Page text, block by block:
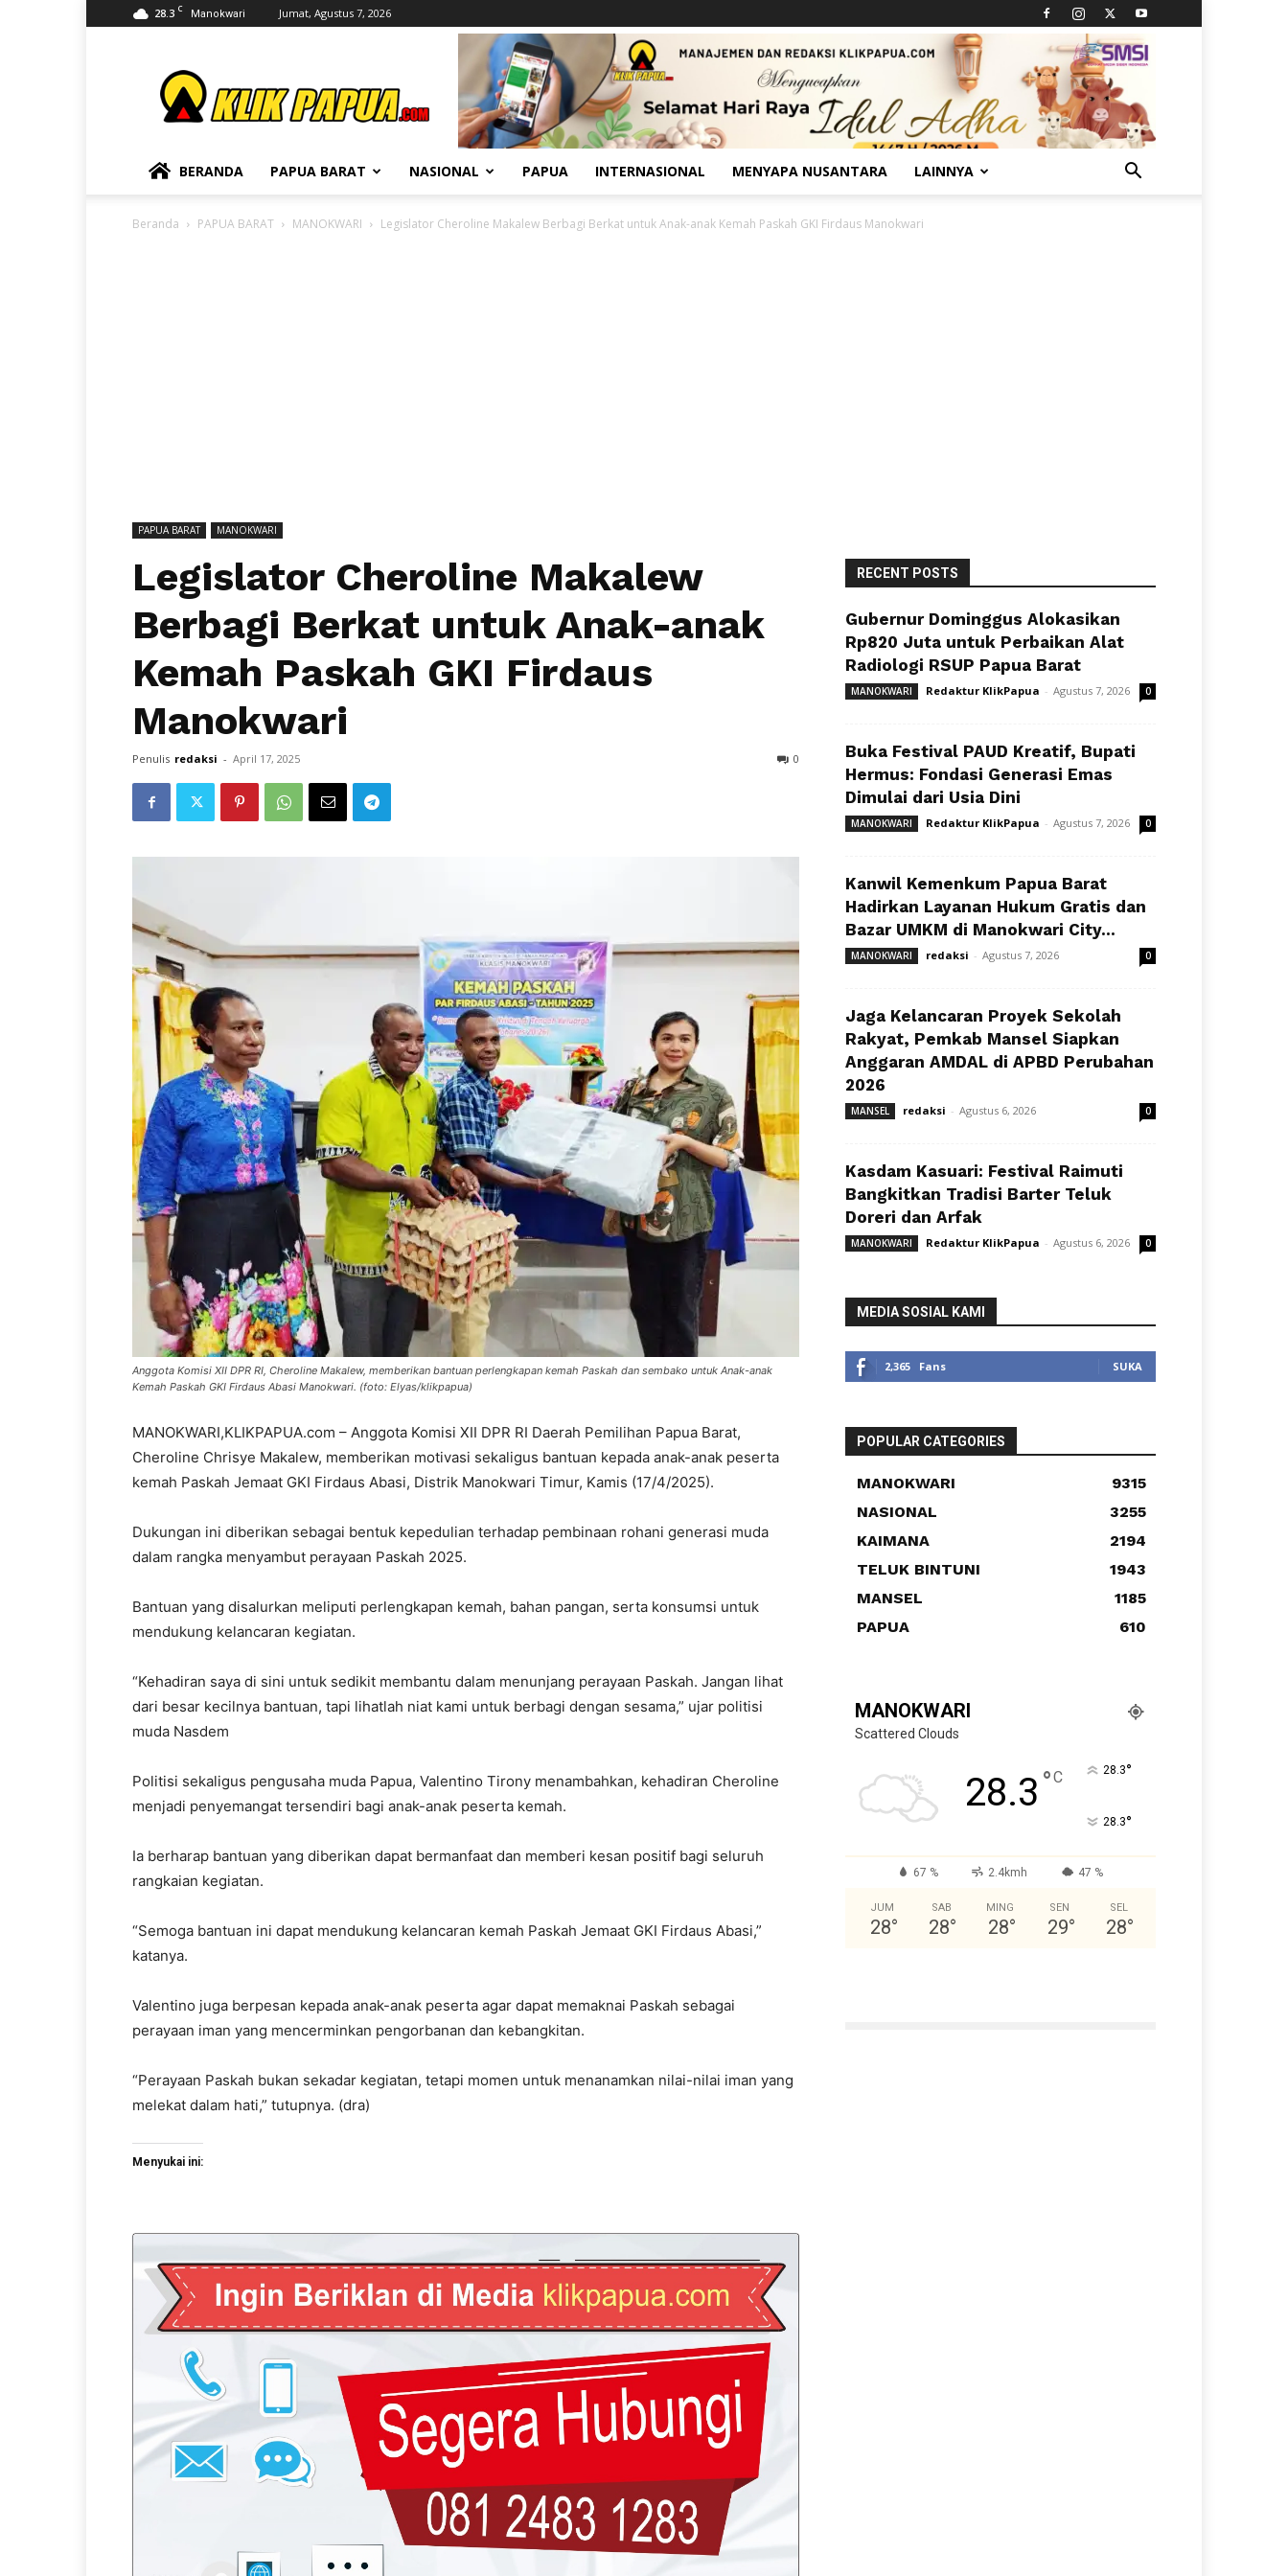
28.3 C Manokwari Jumat, Agustus 7, 2026
BERANDA PAPUA BARAT NASIONAL PAPUA INTERNASIONAL MENYAPA NUSANTARA LAINNYA
Beranda PAPUA BARAT MANOKWARI Legislator Cheroline Makalew Berbagi Berkat untuk Anak-anak Kemah Paskah GKI Firdaus Manokwari
PAPUA BARAT MANOKWARI
Legislator Cheroline Makalew
Berbagi Berkat untuk Anak-anak
Kemah Paskah GKI Firdaus
Manokwari
Penulis redaksi - April 17, 2025 0
Anggota Komisi XII DPR RI, Cheroline Makalew, memberikan bantuan perlengkapan kemah Paskah dan sembako untuk Anak-anak
Kemah Paskah GKI Firdaus Abasi Manokwari. (foto: Elyas/klikpapua)
MANOKWARI,KLIKPAPUA.com – Anggota Komisi XII DPR RI Daerah Pemilihan Papua Barat,
Cheroline Chrisye Makalew, memberikan motivasi sekaligus bantuan kepada anak-anak peserta
kemah Paskah Jemaat GKI Firdaus Abasi, Distrik Manokwari Timur, Kamis (17/4/2025).
Dukungan ini diberikan sebagai bentuk kepedulian terhadap pembinaan rohani generasi muda
dalam rangka menyambut perayaan Paskah 2025.
Bantuan yang disalurkan meliputi perlengkapan kemah, bahan pangan, serta konsumsi untuk
mendukung kelancaran kegiatan.
“Kehadiran saya di sini untuk sedikit membantu dalam menunjang perayaan Paskah. Jangan lihat
dari besar kecilnya bantuan, tapi lihatlah niat kami untuk berbagi dengan sesama,” ujar politisi
muda Nasdem
Politisi sekaligus pengusaha muda Papua, Valentino Tirony menambahkan, kehadiran Cheroline
menjadi penyemangat tersendiri bagi anak-anak peserta kemah.
Ia berharap bantuan yang diberikan dapat bermanfaat dan memberi kesan positif bagi seluruh
rangkaian kegiatan.
“Semoga bantuan ini dapat mendukung kelancaran kemah Paskah Jemaat GKI Firdaus Abasi,”
katanya.
Valentino juga berpesan kepada anak-anak peserta agar dapat memaknai Paskah sebagai
perayaan iman yang mencerminkan pengorbanan dan kebangkitan.
“Perayaan Paskah bukan sekadar kegiatan, tetapi momen untuk menanamkan nilai-nilai iman yang
melekat dalam hati,” tutupnya. (dra)
Menyukai ini:
RECENT POSTS
Gubernur Dominggus Alokasikan
Rp820 Juta untuk Perbaikan Alat
Radiologi RSUP Papua Barat
MANOKWARI Redaktur KlikPapua - Agustus 7, 2026 0
Buka Festival PAUD Kreatif, Bupati
Hermus: Fondasi Generasi Emas
Dimulai dari Usia Dini
MANOKWARI Redaktur KlikPapua - Agustus 7, 2026 0
Kanwil Kemenkum Papua Barat
Hadirkan Layanan Hukum Gratis dan
Bazar UMKM di Manokwari City...
MANOKWARI redaksi - Agustus 7, 2026 0
Jaga Kelancaran Proyek Sekolah
Rakyat, Pemkab Mansel Siapkan
Anggaran AMDAL di APBD Perubahan
2026
MANSEL redaksi - Agustus 6, 2026 0
Kasdam Kasuari: Festival Raimuti
Bangkitkan Tradisi Barter Teluk
Doreri dan Arfak
MANOKWARI Redaktur KlikPapua - Agustus 6, 2026 0
MEDIA SOSIAL KAMI
2,365 Fans SUKA
POPULAR CATEGORIES
MANOKWARI
9315
NASIONAL
3255
KAIMANA
2194
TELUK BINTUNI
1943
MANSEL
1185
PAPUA
610
MANOKWARI
Scattered Clouds
28.3 °C 28.3°
28.3°
67 % 2.4kmh 47 %
JUM
28°
SAB
28°
MING
28°
SEN
29°
SEL
28°